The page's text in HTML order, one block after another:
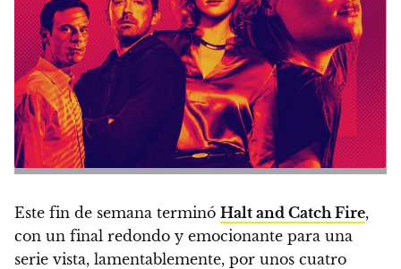
Este fin de semana terminó Halt and Catch Fire,
con un final redondo y emocionante para una
serie vista, lamentablemente, por unos cuatro